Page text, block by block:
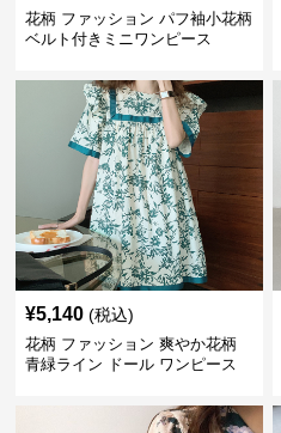
花柄 ファッション パフ袖小花柄
ベルト付きミニワンピース
¥5,140 (税込)
花柄 ファッション 爽やか花柄
青緑ライン ドール ワンピース